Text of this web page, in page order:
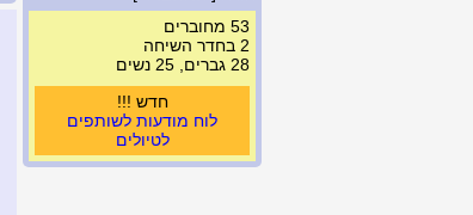
53 מחוברים
2 בחדר השיחה
28 גברים, 25 נשים
חדש !!!
לוח מודעות לשותפים
לטיולים